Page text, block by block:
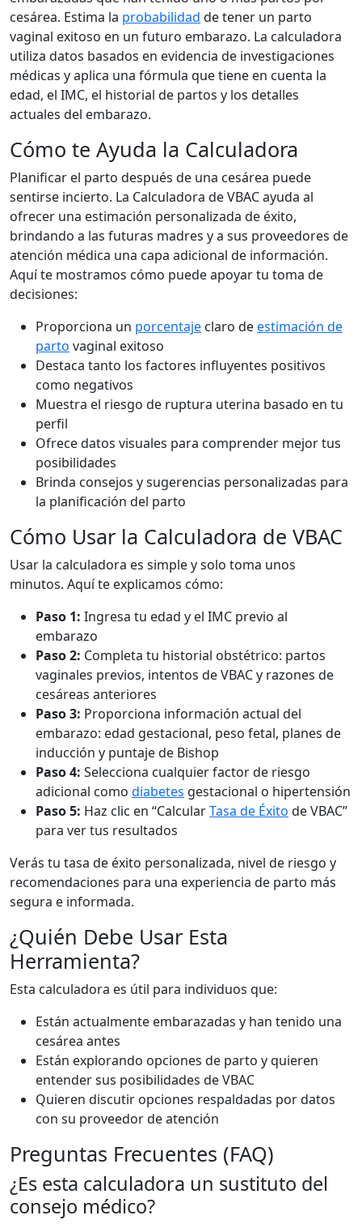
cesárea. Estima la probabilidad de tener un parto
vaginal exitoso en un futuro embarazo. La calculadora
utiliza datos basados en evidencia de investigaciones
médicas y aplica una fórmula que tiene en cuenta la
edad, el IMC, el historial de partos y los detalles
actuales del embarazo.
Cómo te Ayuda la Calculadora
Planificar el parto después de una cesárea puede
sentirse incierto. La Calculadora de VBAC ayuda al
ofrecer una estimación personalizada de éxito,
brindando a las futuras madres y a sus proveedores de
atención médica una capa adicional de información.
Aquí te mostramos cómo puede apoyar tu toma de
decisiones:
Proporciona un porcentaje claro deestimación de
parto vaginal exitoso
Destaca tanto los factores influyentes positivos
como negativos
Muestra el riesgo de ruptura uterina basado en tu
perfil
Ofrece datos visuales para comprender mejor tus
posibilidades
Brinda consejos y sugerencias personalizadas para
la planificación del parto
Cómo Usar la Calculadora de VBAC
Usar la calculadora es simple y solo toma unos
minutos. Aquí te explicamos cómo:
Paso 1: Ingresa tu edad y el IMC previo al
embarazo
Paso 2: Completa tu historial obstétrico: partos
vaginales previos, intentos de VBAC y razones de
cesáreas anteriores
Paso 3: Proporciona información actual del
embarazo: edad gestacional, peso fetal, planes de
inducción y puntaje de Bishop
Paso 4: Selecciona cualquier factor de riesgo
adicional como diabetes gestacional o hipertensión
Paso 5: Haz clic en “CalcularTasa de Éxito de VBAC”
para ver tus resultados
Verás tu tasa de éxito personalizada, nivel de riesgo y
recomendaciones para una experiencia de parto más
segura e informada.
¿Quién Debe Usar Esta
Herramienta?
Esta calculadora es útil para individuos que:
Están actualmente embarazadas y han tenido una
cesárea antes
Están explorando opciones de parto y quieren
entender sus posibilidades de VBAC
Quieren discutir opciones respaldadas por datos
con su proveedor de atención
Preguntas Frecuentes (FAQ)
¿Es esta calculadora un sustituto del
consejo médico?